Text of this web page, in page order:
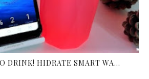
DRINK! HIDRATE SMART WA...